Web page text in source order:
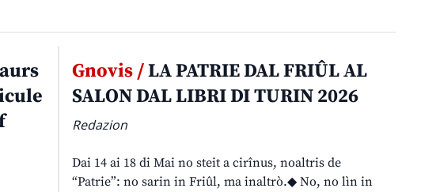
Gnovis /LA PATRIE DAL FRIÛL AL
SALON DAL LIBRI DI TURIN 2026
Redazion
Dai 14 ai 18 di Mai no steit a cirînus, noaltris de
“Patrie”: no sarin in Friûl, ma inaltrò.◆ No, no lìn in